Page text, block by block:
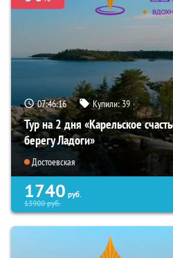
07:46:15 Купили:39
Тур на 2 дня «Карельское
берегу Ладоги»
Достоевская
1740 руб.
13900руб.